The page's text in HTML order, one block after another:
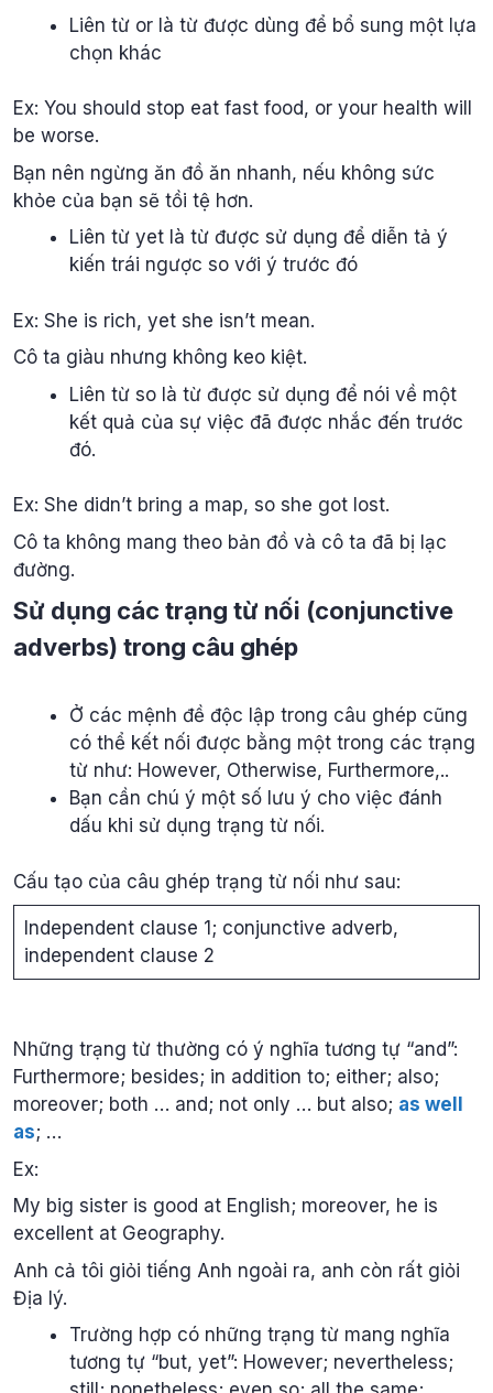
Liên từ or là từ được dùng để bổ sung một lựa
chọn khác
Ex: You should stop eat fast food, or your health will
be worse.
Bạn nên ngừng ăn đồ ăn nhanh, nếu không sức
khỏe của bạn sẽ tồi tệ hơn.
Liên từ yet là từ được sử dụng để diễn tả ý
kiến trái ngược so với ý trước đó
Ex: She is rich, yet she isn’t mean.
Cô ta giàu nhưng không keo kiệt.
Liên từ so là từ được sử dụng để nói về một
kết quả của sự việc đã được nhắc đến trước
đó.
Ex: She didn’t bring a map, so she got lost.
Cô ta không mang theo bản đồ và cô ta đã bị lạc
đường.
Sử dụng các trạng từ nối (conjunctive
adverbs) trong câu ghép
Ở các mệnh đề độc lập trong câu ghép cũng
có thể kết nối được bằng một trong các trạng
từ như: However, Otherwise, Furthermore,..
Bạn cần chú ý một số lưu ý cho việc đánh
dấu khi sử dụng trạng từ nối.
Cấu tạo của câu ghép trạng từ nối như sau:
Independent clause 1; conjunctive adverb,
independent clause 2
Những trạng từ thường có ý nghĩa tương tự “and”:
Furthermore; besides; in addition to; either; also;
moreover; both … and; not only … but also; as well
as; …
Ex:
My big sister is good at English; moreover, he is
excellent at Geography.
Anh cả tôi giỏi tiếng Anh ngoài ra, anh còn rất giỏi
Địa lý.
Trường hợp có những trạng từ mang nghĩa
tương tự “but, yet”: However; nevertheless;